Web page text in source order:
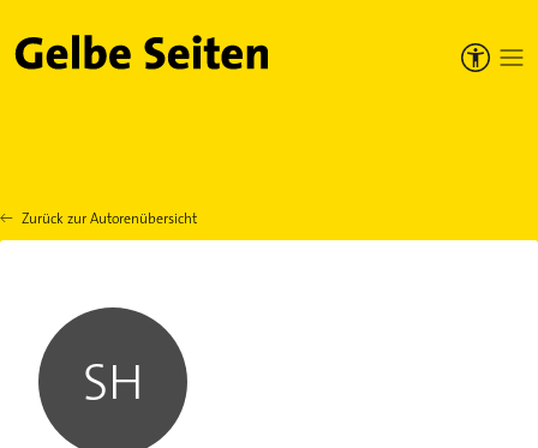
Gelbe Seiten
Zurück zur Autorenübersicht
SH